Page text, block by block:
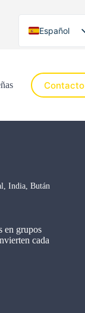
Español
English
Contacto
India, Bután
en grupos
cada